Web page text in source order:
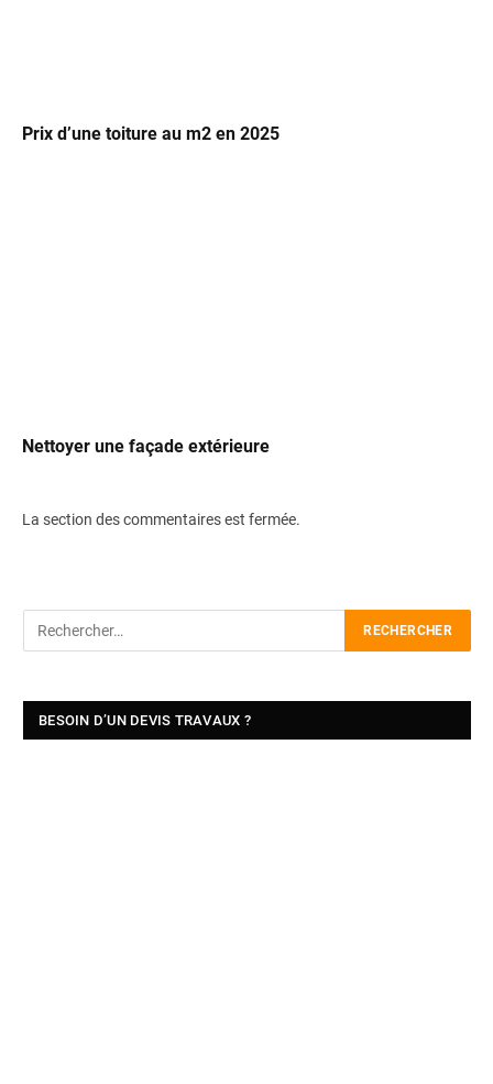
Prix d’une toiture au m2 en 2025
Nettoyer une façade extérieure
La section des commentaires est fermée.
BESOIN D’UN DEVIS TRAVAUX ?